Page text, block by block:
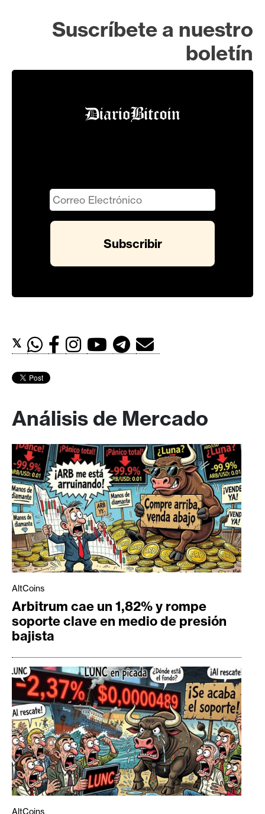
Suscríbete a nuestro
boletín
𝕏
Análisis de Mercado
AltCoins
Arbitrum cae un 1,82% y rompe
soporte clave en medio de presión
bajista
AltCoins